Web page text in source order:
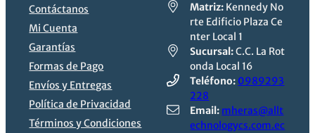
Contáctanos
Mi Cuenta
Garantías
Formas de Pago
Envíos y Entregas
Política de Privacidad
Términos y Condiciones
Matriz: Kennedy No
rte Edificio Plaza Ce
nter Local 1
Sucursal:C.C. La Rot
onda Local 16
Teléfono: 0989293
228
Email: mheras@allt
echnologycs.com.ec